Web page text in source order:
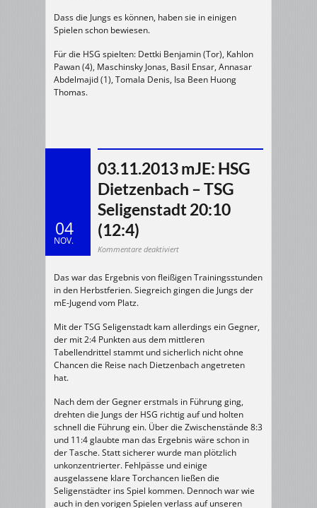
Dass die Jungs es können, haben sie in einigen
Spielen schon bewiesen.
Für die HSG spielten: Dettki Benjamin (Tor), Kahlon
Pawan (4), Maschinsky Jonas, Basil Ensar, Annasar
Abdelmajid (1), Tomala Denis, Isa Been Huong
Thomas.
04
NOV.
03.11.2013 mJE: HSG
Dietzenbach – TSG
Seligenstadt 20:10
(12:4)
Kommentare deaktiviertfür
Dietzenbach
–
TSG
Seligenstadt
Das war das Ergebnis von fleißigen Trainingsstunden
in den Herbstferien. Siegreich gingen die Jungs der
mE-Jugend vom Platz.
Mit der TSG Seligenstadt kam allerdings ein Gegner,
der mit 2:4 Punkten aus dem mittleren
Tabellendrittel stammt und sicherlich nicht ohne
Chancen die Reise nach Dietzenbach angetreten
hat.
Nach dem der Gegner erstmals in Führung ging,
drehten die Jungs der HSG richtig auf und holten
schnell die Führung ein. Über die Zwischenstände 8:3
und 11:4 glaubte man das Ergebnis wäre schon in
der Tasche. Statt sicherer wurde man plötzlich
unkonzentrierter. Fehlpässe und einige
ausgelassene klare Torchancen ließen die
Seligenstädter ins Spiel kommen. Dennoch war wie
auch in den vorigen Spielen verlass auf unseren